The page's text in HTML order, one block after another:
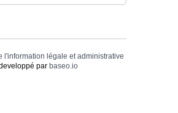
l'information légale et administrative
par baseo.io